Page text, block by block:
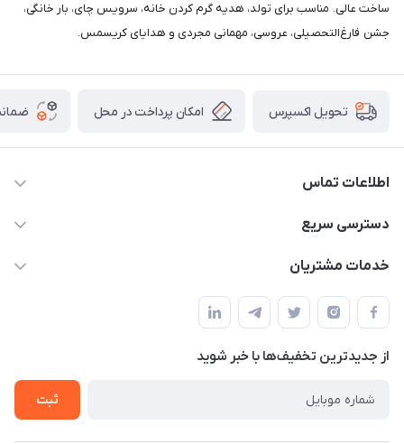
ساخت عالی. مناسب برای تولد، هدیه گرم کردن خانه، سرویس چای، بار خانگی،
جشن فارغ‌التحصیلی، عروسی، مهمانی مجردی و هدایای کریسمس.
تحویل اکسپرس امکان پرداخت در محل
اطلاعات تماس
09165044753
دسترسی سریع
حساب کاربری
لیست محصولات
درباره ما
خدمات مشتریان
قوانین و مقررات
حریم خصوصی
راهنما
از جدید‌ترین تخفیف‌ها با‌ خبر شوید
ثبت